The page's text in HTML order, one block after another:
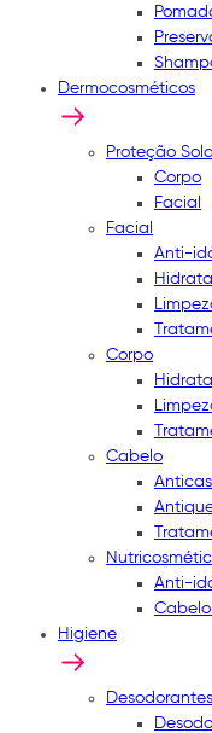
Dermocosméticos
Proteção
Corpo
Facial
Facial
Anti-
Corpo
Cabelo
Anti-
Higiene
Desodorantes